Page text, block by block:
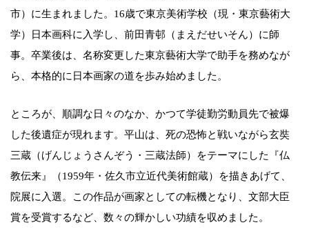
市）に生まれました。16歳で東京美術学校（現・東京藝術大
学）日本画科に入学し、前田青邨（まえだせいそん）に師
事。卒業後は、名称変更した東京藝術大学で助手を務めなが
ら、本格的に日本画家の道を歩み始めました。
ところが、順調な日々のなか、かつて学徒勤労動員先で被爆
した後遺症が現れます。平山は、死の恐怖と戦いながら玄奘
三蔵（げんじょうさんぞう・三蔵法師）をテーマにした『仏
教伝来』（1959年・佐久市立近代美術館蔵）を描きあげて、
院展に入選。この作品が画家としての転機となり、文部大臣
賞を受賞するなど、数々の輝かしい功績を収めました。